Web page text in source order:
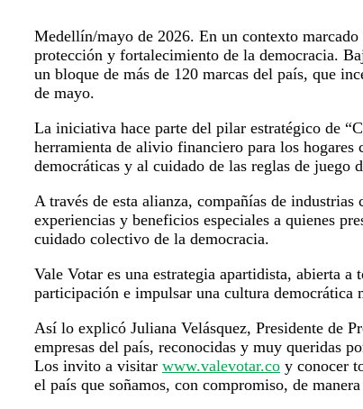
Medellín/mayo de 2026. En un contexto
protección y fortalecimiento de la democracia.
un bloque de más de 120 marcas del país, que
de mayo.
La iniciativa hace parte del pilar estratégico de
herramienta de alivio financiero para los
democráticas y al cuidado de las reglas de juego
A través de esta alianza, compañías de
experiencias y beneficios especiales a quienes
cuidado colectivo de la democracia.
Vale Votar es una estrategia apartidista, abierta
participación e impulsar una cultura democrática
Así lo explicó Juliana Velásquez, Presidente de
empresas del país, reconocidas y muy queridas
Los invito a visitar www.valevotar.co y conocer
el país que soñamos, con compromiso, de